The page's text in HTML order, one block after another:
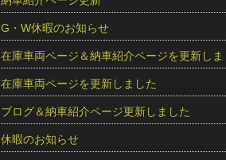
G・W休暇のお知らせ
在庫車両ページ＆納車紹介ページを更新し
在庫車両ページを更新しました
ブログ＆納車紹介ページ更新しました
休暇のお知らせ